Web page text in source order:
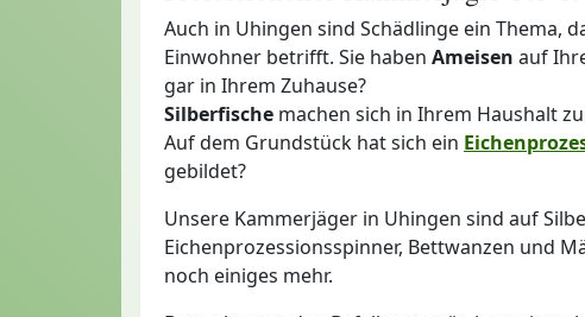
Auch in Uhingen sind Schädlinge ein Thema,
Einwohner betrifft. Sie haben Ameisen auf
gar in Ihrem Zuhause?
Silberfische machen sich in Ihrem Haushalt
Auf dem Grundstück hat sich ein
gebildet?
Unsere Kammerjäger in Uhingen sind auf
Eichenprozessionsspinner, Bettwanzen und
noch einiges mehr.